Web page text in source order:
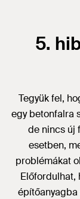
5.
Tegyük fel,
egy betonfalra
de nincs új
esetben,
problémákat
Előfordulhat,